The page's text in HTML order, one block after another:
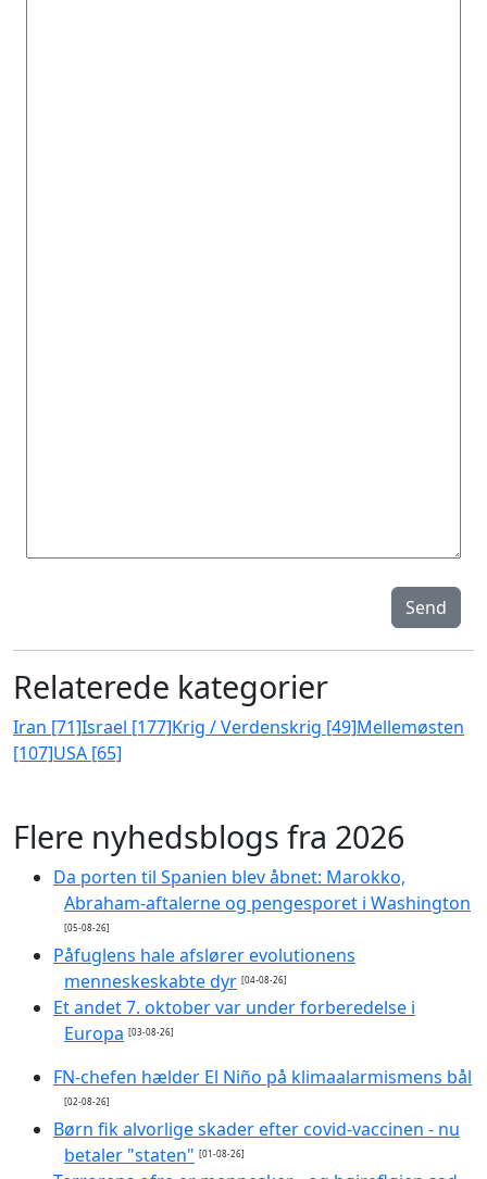
Send
Relaterede kategorier
Iran [71]Israel [177]Krig / Verdenskrig [49]Mellemøsten
[107]USA [65]
Flere nyhedsblogs fra 2026
Da porten til Spanien blev åbnet: Marokko,
Abraham-aftalerne og pengesporet i Washington
[05-08-26]
Påfuglens hale afslører evolutionens
menneskeskabte dyr [04-08-26]
Et andet 7. oktober var under forberedelse i
Europa [03-08-26]
FN-chefen hælder El Niño på klimaalarmismens bål
[02-08-26]
Børn fik alvorlige skader efter covid-vaccinen - nu
betaler "staten" [01-08-26]